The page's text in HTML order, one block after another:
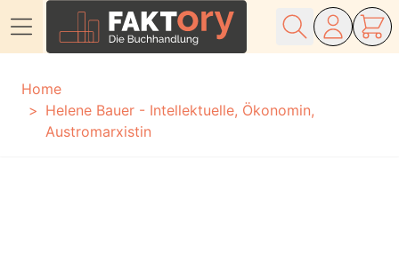
Home
Helene Bauer - Intellektuelle, Ökonomin,
Austromarxistin